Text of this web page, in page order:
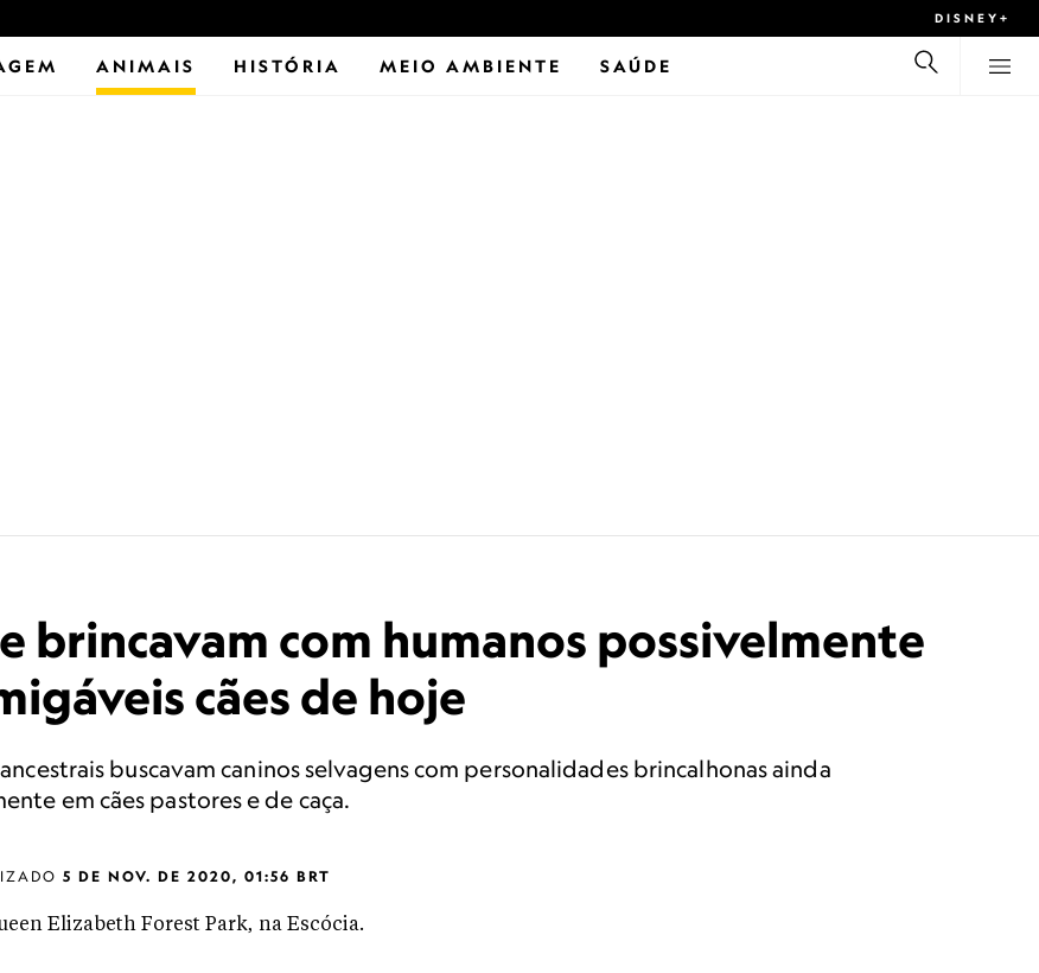
DISNEY+
ANIMAIS HISTÓRIA MEIO AMBIENTE SAÚDE
brincavam com humanos possivelmente
cães de hoje
buscavam caninos selvagens com personalidades brincalhonas ainda
em cães pastores e de caça.
5 DE NOV. DE 2020, 01:56 BRT